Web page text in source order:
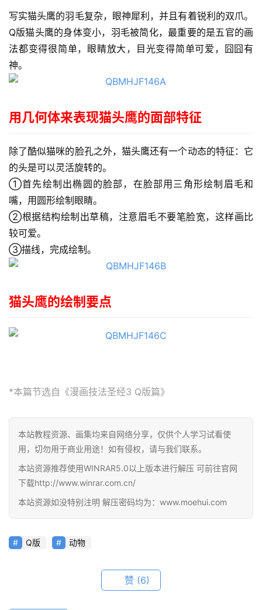
首
页
线
教
源
素
材
图
例
材
写实猫头鹰的羽毛复杂，眼神犀利，并且有着锐利的双爪。
Q版猫头鹰的身体变小，羽毛被简化，最重要的是五官的画
法都变得很简单，眼睛放大，目光变得简单可爱，囧囧有
神。
用几何体来表现猫头鹰的面部特征
除了酷似猫咪的脸孔之外，猫头鹰还有一个动态的特征：它
的头是可以灵活旋转的。
①首先绘制出椭圆的脸部，在脸部用三角形绘制眉毛和
嘴，用圆形绘制眼睛。
②根据结构绘制出草稿，注意眉毛不要笔脸宽，这样画比
较可爱。
③描线，完成绘制。
猫头鹰的绘制要点
*本篇节选自《漫画技法圣经3 Q版篇》
本站教程资源、画集均来自网络分享，仅供个人学习试看使
用，切勿用于商业用途！如有侵权，请与我们联系。
本站资源推荐使用WINRAR5.0以上版本进行解压 可前往官网
下载http://www.winrar.com.cn/
本站资源如没特别注明 解压密码均为：www.moehui.com
Q版 动物
赞 (6)